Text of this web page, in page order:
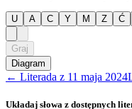
U A C Y M Z Ć
Graj
Diagram
← Literada z 11 maja 2024
Układaj słowa z dostępnych